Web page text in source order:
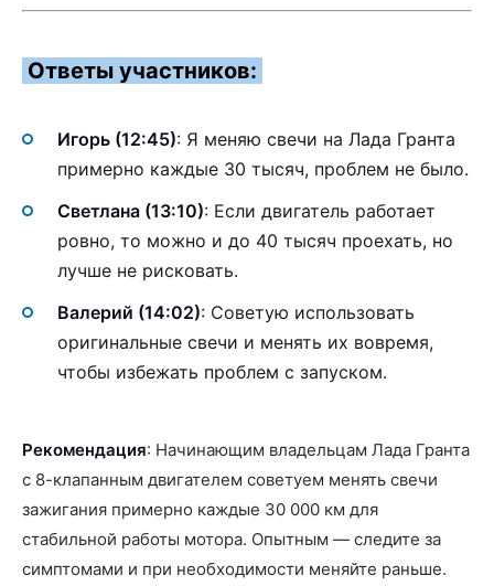
Ответы участников:
Игорь (12:45): Я меняю свечи на Лада Гранта
примерно каждые 30 тысяч, проблем не было.
Светлана (13:10): Если двигатель работает
ровно, то можно и до 40 тысяч проехать, но
лучше не рисковать.
Валерий (14:02): Советую использовать
оригинальные свечи и менять их вовремя,
чтобы избежать проблем с запуском.
Рекомендация: Начинающим владельцам Лада Гранта
с 8-клапанным двигателем советуем менять свечи
зажигания примерно каждые 30 000 км для
стабильной работы мотора. Опытным — следите за
симптомами и при необходимости меняйте раньше.